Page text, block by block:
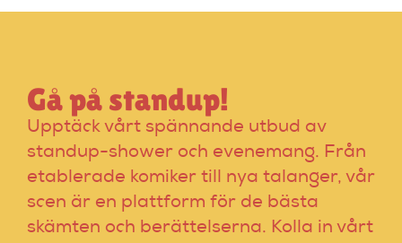
rätt alternativ!
Gå på standup!
Upptäck vårt spännande utbud av
standup-shower och evenemang. Från
etablerade komiker till nya talanger, vår
scen är en plattform för de bästa
skämten och berättelserna. Kolla in vårt